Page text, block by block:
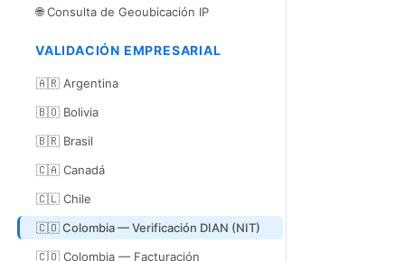
🌐 Consulta de Geoubicación IP
VALIDACIÓN EMPRESARIAL
🇦🇷 Argentina
🇧🇴 Bolivia
🇧🇷 Brasil
🇨🇦 Canadá
🇨🇱 Chile
🇨🇴 Colombia — Verificación DIAN (NIT)
🇨🇴 Colombia — Facturación